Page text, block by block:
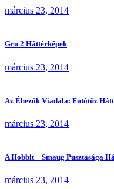
március 23, 2014
Gru 2 Háttérképek
március 23, 2014
Az Éhezők Viadala: Futótűz
március 23, 2014
A Hobbit – Smaug Pusztasága
március 23, 2014